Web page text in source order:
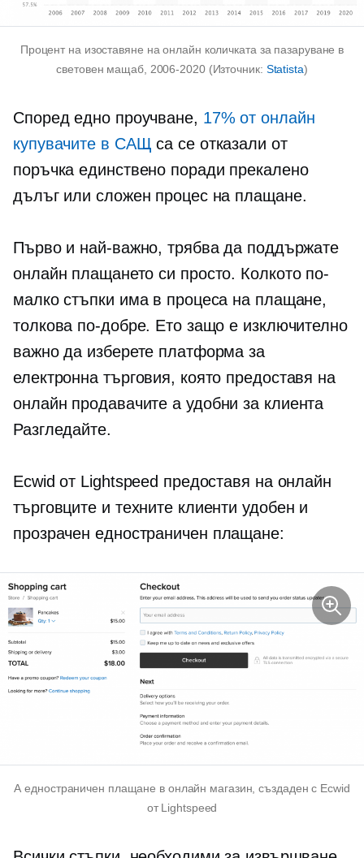
Процент на изоставяне на онлайн количката за пазаруване в
световен мащаб, 2006-2020(Източник: Statista)
Според едно проучване, 17% от онлайн
купувачите в САЩ са се отказали от
поръчка единствено поради прекалено
дълъг или сложен процес на плащане.
Първо и най-важно, трябва да поддържате
онлайн плащането си просто. Колкото по-
малко стъпки има в процеса на плащане,
толкова по-добре. Ето защо е изключително
важно да изберете платформа за
електронна търговия, която предоставя на
онлайн продавачите a удобни за клиента
Разгледайте.
Ecwid от Lightspeed предоставя на онлайн
търговците и техните клиенти удобен и
прозраченедностраничен плащане:
Aедностраничен плащане в онлайн магазин, създаден с Ecwid
от Lightspeed